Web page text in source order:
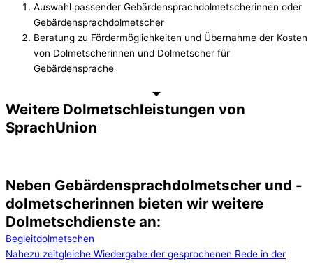
Auswahl passender Gebärdensprachdolmetscherinnen oder
Gebärdensprachdolmetscher
Beratung zu Fördermöglichkeiten und Übernahme der Kosten
von Dolmetscherinnen und Dolmetscher für
Gebärdensprache
Weitere Dolmetschleistungen von
SprachUnion
Neben Gebärdensprachdolmetscher und -
dolmetscherinnen bieten wir weitere
Dolmetschdienste an:
Begleitdolmetschen
Nahezu zeitgleiche Wiedergabe der gesprochenen Rede in der